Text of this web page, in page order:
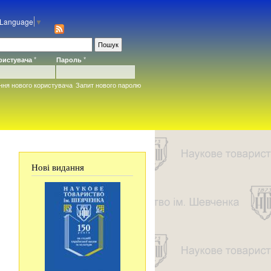
▼
* Пароль*
нового користувача Запит нового паролю
Нові видання